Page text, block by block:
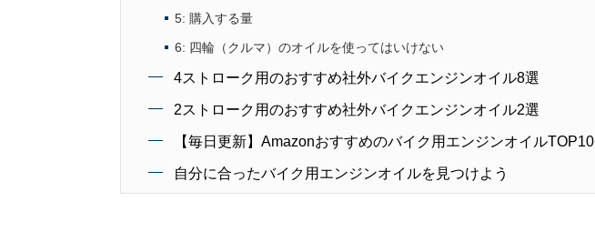
5: 購入する量
6: 四輪（クルマ）のオイルを使ってはいけない
4ストローク用のおすすめ社外バイクエンジンオイル8選
2ストローク用のおすすめ社外バイクエンジンオイル2選
【毎日更新】Amazonおすすめのバイク用エンジンオイルTOP10
自分に合ったバイク用エンジンオイルを見つけよう